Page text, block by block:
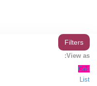
Filters
View as:
Grid
List